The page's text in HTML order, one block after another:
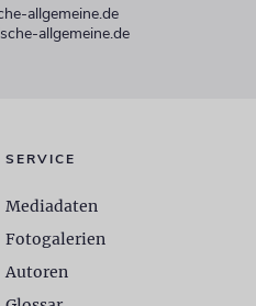
allgemeine.de
allgemeine.de
SERVICE
Mediadaten
Fotogalerien
Autoren